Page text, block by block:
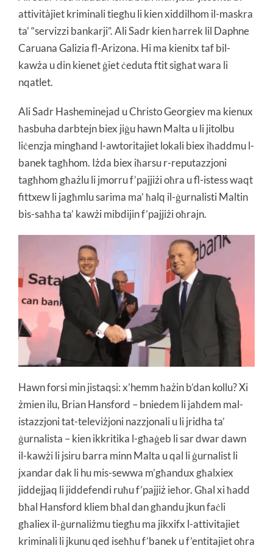
attivitàjiet kriminali tiegħu li kien xiddilhom il-maskra
ta’ “servizzi bankarji”. Ali Sadr kien ħarrek lil Daphne
Caruana Galizia fl-Arizona. Hi ma kienitx taf bil-
kawża u din kienet ġiet ċeduta ftit sigħat wara li
nqatlet.
Ali Sadr Hasheminejad u Christo Georgiev ma kienux
ħasbuha darbtejn biex jiġu hawn Malta u li jitolbu
liċenzja mingħand l-awtoritajiet lokali biex iħaddmu l-
banek tagħhom. Iżda biex iħarsu r-reputazzjoni
tagħhom għażlu li jmorru f’pajjiżi oħra u fl-istess waqt
fittxew li jagħmlu sarima ma’ ħalq il-ġurnalisti Maltin
bis-saħħa ta’ kawżi mibdijin f’pajjiżi oħrajn.
Hawn forsi min jistaqsi: x’hemm ħażin b’dan kollu? Xi
żmien ilu, Brian Hansford – bniedem li jaħdem mal-
istazzjoni tat-televiżjoni nazzjonali u li jridha ta’
ġurnalista – kien ikkritika l-għaġeb li sar dwar dawn
il-kawżi li jsiru barra minn Malta u qal li ġurnalist li
jxandar dak li hu mis-sewwa m’għandux għalxiex
jiddejjaq li jiddefendi ruħu f’pajjiż ieħor. Għal xi ħadd
bħal Hansford kliem bħal dan għandu jkun faċli
għaliex il-ġurnaliżmu tiegħu ma jikxifx l-attivitajiet
kriminali li jkunu qed iseħħu f’banek u f’entitajiet oħra